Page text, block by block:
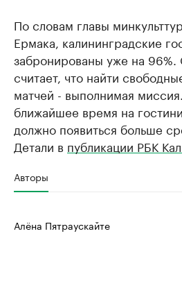
По словам главы
Ермака, калининградские
забронированы уже на
считает, что найти
матчей - выполнимая
ближайшее время на
должно появиться больше
Детали в публикации РБК
Авторы
Алёна Пятраускайте